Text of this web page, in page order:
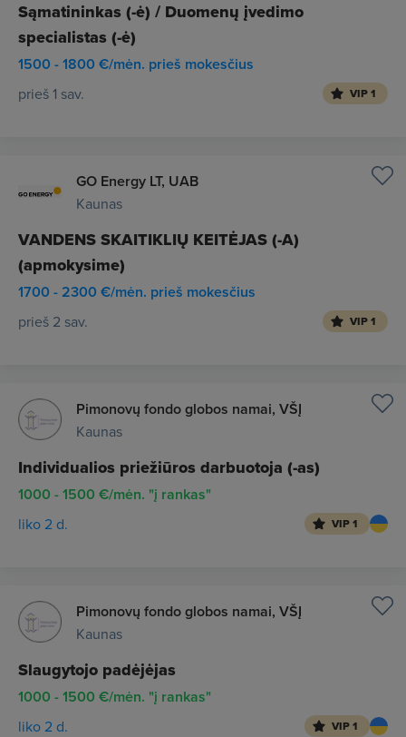
Sąmatininkas (-ė) / Duomenų įvedimo
specialistas (-ė)
1500 - 1800 €/mėn. prieš mokesčius
prieš 1 sav. VIP 1
GO Energy LT, UAB
Kaunas
VANDENS SKAITIKLIŲ KEITĖJAS (-A)
(apmokysime)
1700 - 2300 €/mėn. prieš mokesčius
prieš 2 sav. VIP 1
Pimonovų fondo globos namai, VŠĮ
Kaunas
Individualios priežiūros darbuotoja (-as)
1000 - 1500 €/mėn. "į rankas"
liko 2 d. VIP 1
Pimonovų fondo globos namai, VŠĮ
Kaunas
Slaugytojo padėjėjas
1000 - 1500 €/mėn. "į rankas"
liko 2 d. VIP 1